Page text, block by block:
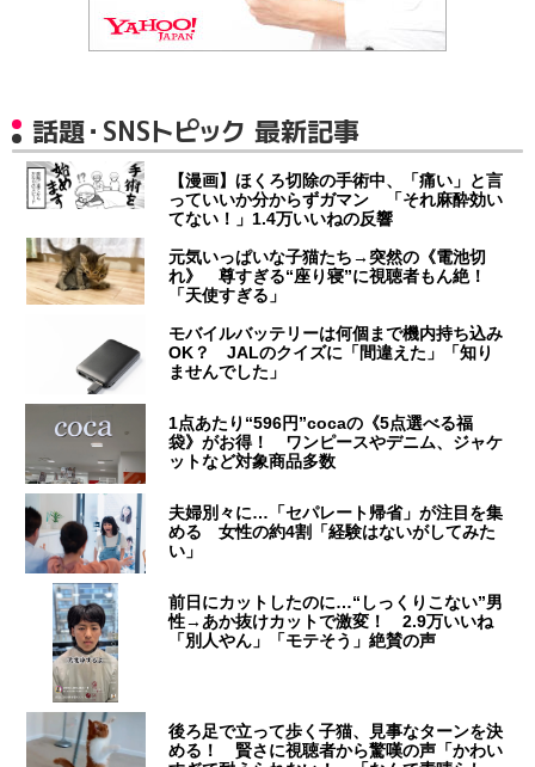
話題・SNSトピック 最新記事
【漫画】ほくろ切除の手術中、「痛い」と言
っていいか分からずガマン 「それ麻酔効い
てない！」1.4万いいねの反響
元気いっぱいな子猫たち→突然の《電池切
れ》 尊すぎる“座り寝”に視聴者もん絶！
「天使すぎる」
モバイルバッテリーは何個まで機内持ち込み
OK？ JALのクイズに「間違えた」「知り
ませんでした」
1点あたり“596円”cocaの《5点選べる福
袋》がお得！ ワンピースやデニム、ジャケ
ットなど対象商品多数
夫婦別々に…「セパレート帰省」が注目を集
める 女性の約4割「経験はないがしてみた
い」
前日にカットしたのに…“しっくりこない”男
性→あか抜けカットで激変！ 2.9万いいね
「別人やん」「モテそう」絶賛の声
後ろ足で立って歩く子猫、見事なターンを決
める！ 賢さに視聴者から驚嘆の声「かわい